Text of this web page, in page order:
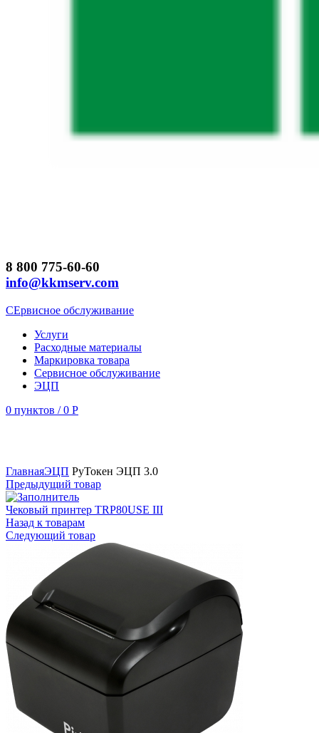
8 800 775-60-60
info@kkmserv.com
СЕрвисное обслуживание
Услуги
Расходные материалы
Маркировка товара
Сервисное обслуживание
ЭЦП
0 пунктов / 0 Р
ГлавнаяЭЦП РуТокен ЭЦП 3.0
Предыдущий товар
Чековый принтер TRP80USE III
Назад к товарам
Следующий товар